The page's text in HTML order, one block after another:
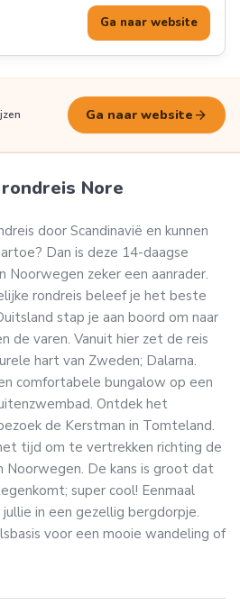
Ga naar website
Ga naar website arrow_forward
Nore
door Scandinavië en kunnen
Dan is deze 14-daagse
Noorwegen zeker een aanrader.
rondreis beleef je het beste
stap je aan boord om naar
de varen. Vanuit hier zet de reis
hart van Zweden; Dalarna.
comfortabele bungalow op een
Ontdek het
de Kerstman in Tomteland.
tijd om te vertrekken richting de
Noorwegen. De kans is groot dat
super cool! Eenmaal
in een gezellig bergdorpje.
voor een mooie wandeling of